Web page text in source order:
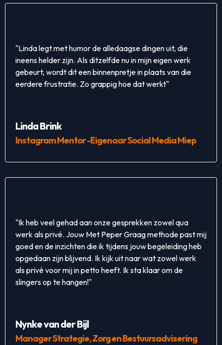
"Linda legt met humor de alledaagse dingen uit, die
ineens helder zijn. Als ditzelfde nu in mijn eigen werk
gebeurt, wordt dit een binnenpretje in plaats van die
eerdere frustratie. Zo grappig hoe dat werkt"
Linda Brink
Instagram Mentor -Eigenaar Social Media Miep
"Ik heb veel gehad aan onze gesprekken zowel qua
werk als privé. Jouw Met Peper Graag methode past mij
goed en de inzichten die ik tijdens jouw begeleiding heb
opgedaan zijn blijvend. Ik kijk uit naar wat zowel werk
als privé voor mij in petto heeft. Ik sta klaar om de
slingers op te hangen!"
Nynke van der Bijl
Manager Strategie, Zorg en Bestuursadvisering